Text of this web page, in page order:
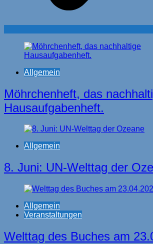
Allgemein
Möhrchenheft, das
Hausaufgabenheft.
Allgemein
8. Juni: UN-Welttag der
Allgemein
Veranstaltungen
Welttag des Buches am